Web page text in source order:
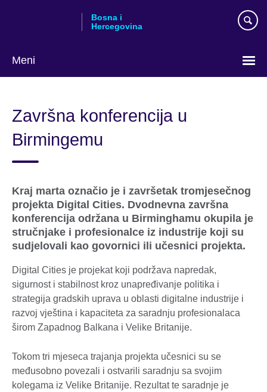
Bosna i
Hercegovina
Meni
language
Završna konferencija u
Birmingemu
Kraj marta označio je i završetak tromjesečnog
projekta Digital Cities. Dvodnevna završna
konferencija održana u Birminghamu okupila je
stručnjake i profesionalce iz industrije koji su
sudjelovali kao govornici ili učesnici projekta.
Digital Cities je projekat koji podržava napredak,
sigurnost i stabilnost kroz unapređivanje politika i
strategija gradskih uprava u oblasti digitalne industrije i
razvoj vještina i kapaciteta za saradnju profesionalaca
širom Zapadnog Balkana i Velike Britanije.
Tokom tri mjeseca trajanja projekta učesnici su se
međusobno povezali i ostvarili saradnju sa svojim
kolegama iz Velike Britanije. Rezultat te saradnje je